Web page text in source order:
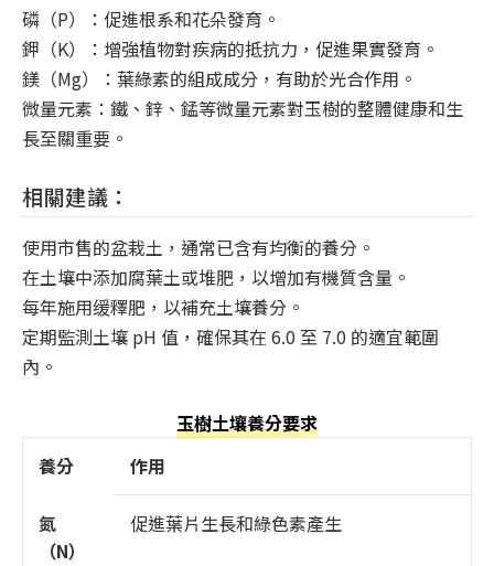
磷（P）：促進根系和花朵發育。
鉀（K）：增強植物對疾病的抵抗力，促進果實發育。
鎂（Mg）：葉綠素的組成成分，有助於光合作用。
微量元素：鐵、鋅、錳等微量元素對玉樹的整體健康和生
長至關重要。
相關建議：
使用市售的盆栽土，通常已含有均衡的養分。
在土壤中添加腐葉土或堆肥，以增加有機質含量。
每年施用缓釋肥，以補充土壤養分。
定期監測土壤 pH 值，確保其在 6.0 至 7.0 的適宜範圍
內。
玉樹土壤養分要求
養分
作用
氮
（N）
促進葉片生長和綠色素產生